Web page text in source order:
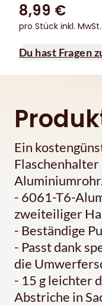
8,99 €
pro Stück inkl. MwSt.
Du hast Fragen
Ein
- 6061-T6-
zweiteiliger
- Beständige
- Passt dank
die
- 15 g leichter
Abstriche in